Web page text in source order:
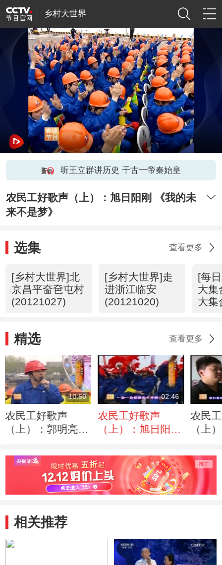
乡村大世界
听王立群讲历史 千古一帝秦始皇
农民工好歌声（上）：旭日阳刚 《我的未
来不是梦》
选集 查看更多
[乡村大世界]北
京昌平奤夿屯村
(20121027)
[乡村大世界]走
进浙江临安
(20121020)
[每
大集
大集
精选 查看更多
10:50
农民工好歌声
（上）：郭明亮现
（120428）
02:46
农民工好歌声
（上）：旭日阳刚
梦》
农民
（上
（
相关推荐